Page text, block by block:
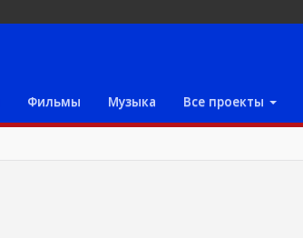
Фильмы Музыка Все проекты